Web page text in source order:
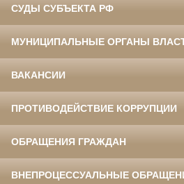
СУДЫ СУБЪЕКТА РФ
МУНИЦИПАЛЬНЫЕ ОРГАНЫ
ВАКАНСИИ
ПРОТИВОДЕЙСТВИЕ КОРРУПЦИИ
ОБРАЩЕНИЯ ГРАЖДАН
ВНЕПРОЦЕССУАЛЬНЫЕ